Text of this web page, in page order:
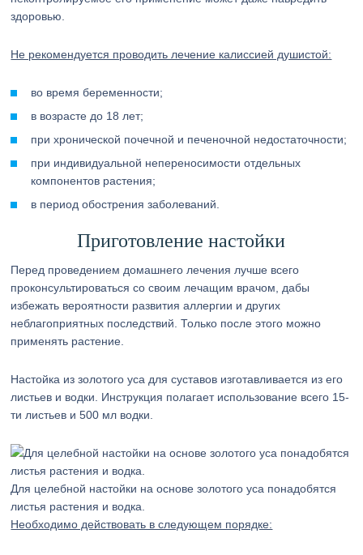
здоровью.
Не рекомендуется проводить лечение калиссией душистой:
во время беременности;
в возрасте до 18 лет;
при хронической почечной и печеночной недостаточности;
при индивидуальной непереносимости отдельных
компонентов растения;
в период обострения заболеваний.
Приготовление настойки
Перед проведением домашнего лечения лучше всего
проконсультироваться со своим лечащим врачом, дабы
избежать вероятности развития аллергии и других
неблагоприятных последствий. Только после этого можно
применять растение.
Настойка из золотого уса для суставов изготавливается из его
листьев и водки. Инструкция полагает использование всего 15-
ти листьев и 500 мл водки.
Для целебной настойки на основе золотого уса понадобятся
листья растения и водка.
Необходимо действовать в следующем порядке: